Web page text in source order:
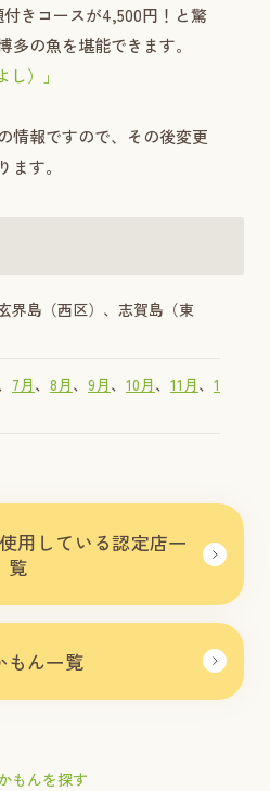
もんを探す
きコースが4,500円！と驚
多の魚を堪能できます。
し）」
情報ですので、その後変更
ます。
界島（西区）、志賀島（東
7月 8月 9月 10月 11月
1
用している認定店一
覧
もん一覧